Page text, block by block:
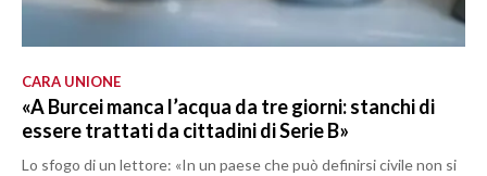
CARA UNIONE
«A Burcei manca l’acqua da tre giorni: stanchi di
essere trattati da cittadini di Serie B»
Lo sfogo di un lettore: «In un paese che può definirsi civile non si